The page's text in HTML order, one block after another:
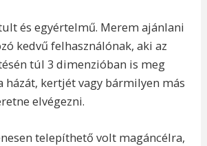
és egyértelmű. Merem ajánlani
kedvű felhasználónak, aki az
túl 3 dimenzióban is meg
házát, kertjét vagy bármilyen más
elvégezni.
telepíthető volt magáncélra,